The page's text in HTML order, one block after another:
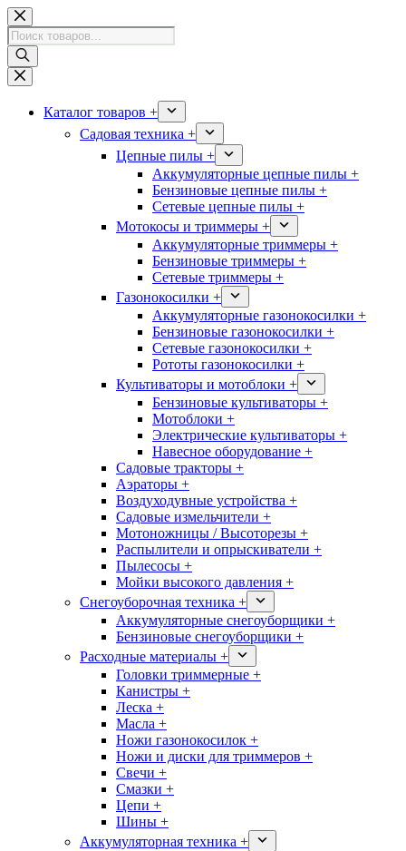
Перейти
к
сути
Поиск
товаров
Каталог товаров +
Садовая техника +
Цепные пилы +
Аккумуляторные цепные пилы +
Бензиновые цепные пилы +
Сетевые цепные пилы +
Мотокосы и триммеры +
Аккумуляторные триммеры +
Бензиновые триммеры +
Сетевые триммеры +
Газонокосилки +
Аккумуляторные газонокосилки +
Бензиновые газонокосилки +
Сетевые газонокосилки +
Рототы газонокосилки +
Культиваторы и мотоблоки +
Бензиновые культиваторы +
Мотоблоки +
Электрические культиваторы +
Навесное оборудование +
Садовые тракторы +
Аэраторы +
Воздуходувные устройства +
Садовые измельчители +
Мотоножницы / Высоторезы +
Распылители и опрыскиватели +
Пылесосы +
Мойки высокого давления +
Снегоуборочная техника +
Аккумуляторные снегоуборщики +
Бензиновые снегоуборщики +
Расходные материалы +
Головки триммерные +
Канистры +
Леска +
Масла +
Ножи газонокосилок +
Ножи и диски для триммеров +
Свечи +
Смазки +
Цепи +
Шины +
Аккумуляторная техника +